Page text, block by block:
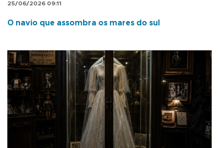
25/06/2026 09:11
O navio que assombra os mares do sul